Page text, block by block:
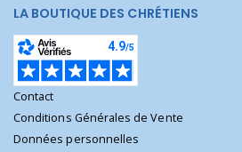
LA BOUTIQUE DES CHRÉTIENS
Contact
Conditions Générales de Vente
Données personnelles